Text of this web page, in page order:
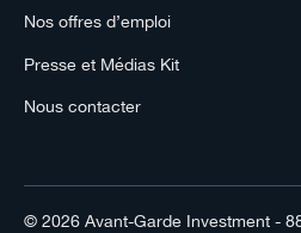
Nos offres d’emploi
Presse et Médias Kit
Nous contacter
© 2026 Avant-Garde Investment-